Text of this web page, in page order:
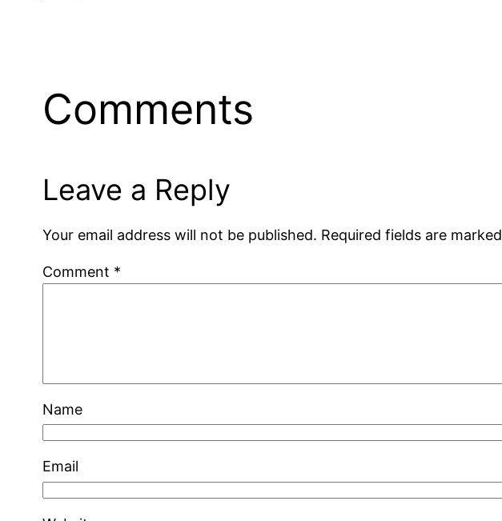
Comments
Leave a Reply
Your email address will not be published. Required fields are marked
Comment *
Name
Email